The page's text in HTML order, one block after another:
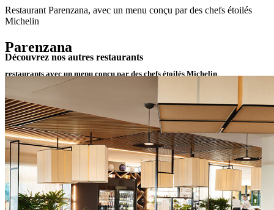
Restaurant Parenzana, avec un menu conçu par des chefs étoilés
Michelin
Parenzana
restaurants avec un menu conçu par des chefs étoilés Michelin
Avec des plats inspirés des trois pays le long de la route de la
Parenzana, ce restaurant propose un mélange de saveurs
traditionnelles et locales avec une touche régionale, une carte des
vins soigneusement sélectionnée, une préparation des mets devant
les invités et des desserts exquis. Parenzana combine des saveurs
traditionnelles et locales avec des touches régionales, une sélection
de vins soigneusement choisie, des stations de préparation de
poisson en direct et des desserts raffinés.
Découvrez nos autres restaurants